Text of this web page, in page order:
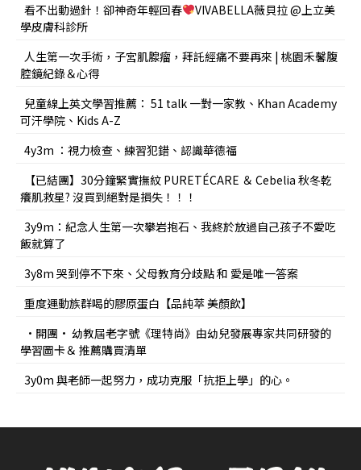
看不出動過針！卻神奇年輕回春
VIVABELLA薇貝拉 @上立美
學皮膚科診所
人生第一次手術，子宮肌腺瘤，拜託經痛不要再來 | 桃園禾馨腹
腔鏡紀錄＆心得
兒童線上英文學習推薦： 51 talk 一對一家教、Khan Academy
可汗學院、Kids A-Z
4y3m ：視力檢查、練習犯錯、認識華德福
【已結團】30分鐘緊實撫紋 PURETÉCARE ＆ Cebelia 秋冬乾
癢肌救星? 沒買到絕對是損失！！！
3y9m：紀念人生第一次攀岩抱石、我終於放過自己孩子不愛吃
飯就算了
3y8m 哭到停不下來、父母教育分歧點 和 愛是唯一答案
重度運動族群喝的膠原蛋白【品純萃 美顏飲】
•開團• 幼教屆老字號《理特尚》由幼兒發展專家共同研發的
學習圖卡＆ 推薦購買清單
3y0m 與老師一起努力，成功克服「抗拒上學」的心。